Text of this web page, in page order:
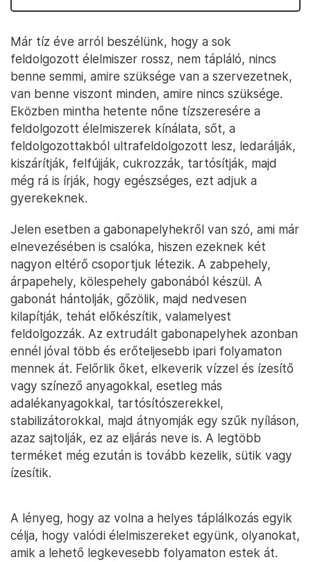
Már tíz éve arról beszélünk, hogy a sok
feldolgozott élelmiszer rossz, nem tápláló, nincs
benne semmi, amire szüksége van a szervezetnek,
van benne viszont minden, amire nincs szüksége.
Eközben mintha hetente nőne tízszeresére a
feldolgozott élelmiszerek kínálata, sőt, a
feldolgozottakból ultrafeldolgozott lesz, ledarálják,
kiszárítják, felfújják, cukrozzák, tartósítják, majd
még rá is írják, hogy egészséges, ezt adjuk a
gyerekeknek.
Jelen esetben a gabonapelyhekről van szó, ami már
elnevezésében is csalóka, hiszen ezeknek két
nagyon eltérő csoportjuk létezik. A zabpehely,
árpapehely, kölespehely gabonából készül. A
gabonát hántolják, gőzölik, majd nedvesen
kilapítják, tehát előkészítik, valamelyest
feldolgozzák. Az extrudált gabonapelyhek azonban
ennél jóval több és erőteljesebb ipari folyamaton
mennek át. Felőrlik őket, elkeverik vízzel és ízesítő
vagy színező anyagokkal, esetleg más
adalékanyagokkal, tartósítószerekkel,
stabilizátorokkal, majd átnyomják egy szűk nyíláson,
azaz sajtolják, ez az eljárás neve is. A legtöbb
terméket még ezután is tovább kezelik, sütik vagy
ízesítik.
A lényeg, hogy az volna a helyes táplálkozás egyik
célja, hogy valódi élelmiszereket együnk, olyanokat,
amik a lehető legkevesebb folyamaton estek át.